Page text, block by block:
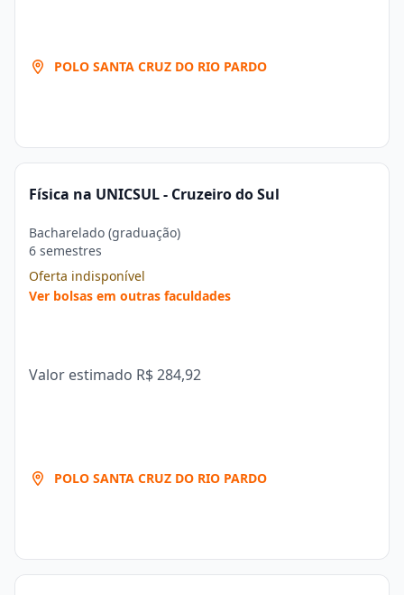
POLO SANTA CRUZ DO RIO PARDO
Física na UNICSUL - Cruzeiro do Sul
Bacharelado (graduação)
6 semestres
Oferta indisponível
Ver bolsas em outras faculdades
Valor estimado R$ 284,92
POLO SANTA CRUZ DO RIO PARDO